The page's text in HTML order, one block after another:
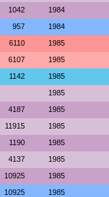
1042 1984
957 1984
6110 1985
6107 1985
1142 1985
1985
4187 1985
11915 1985
1190 1985
4137 1985
10925 1985
10925 1985